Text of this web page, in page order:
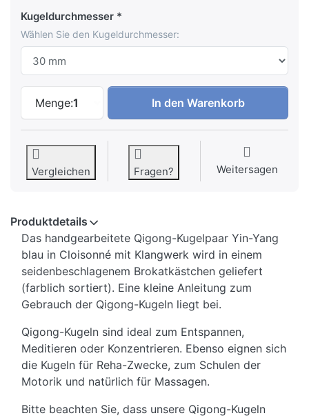
Kugeldurchmesser
Wählen Sie den Kugeldurchmesser:
Menge:1
Qigong Kugeln Yin-Yang blau zu 9,95 €,
In den Warenkorb
Vergleichen Fragen? Weitersagen
Produktdetails
Das handgearbeitete Qigong-Kugelpaar Yin-Yang
blau in Cloisonné mit Klangwerk wird in einem
seidenbeschlagenem Brokatkästchen geliefert
(farblich sortiert). Eine kleine Anleitung zum
Gebrauch der Qigong-Kugeln liegt bei.
Qigong-Kugeln sind ideal zum Entspannen,
Meditieren oder Konzentrieren. Ebenso eignen sich
die Kugeln für Reha-Zwecke, zum Schulen der
Motorik und natürlich für Massagen.
Bitte beachten Sie, dass unsere Qigong-Kugeln